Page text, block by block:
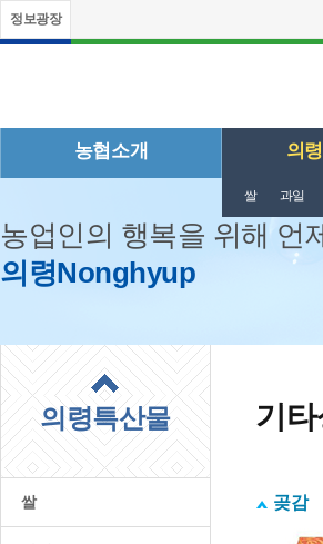
정보광장
농협소개 의
쌀 과일
농업인의 행복을 위해 언
의령Nonghyup
의령특산물
쌀
기
곶감